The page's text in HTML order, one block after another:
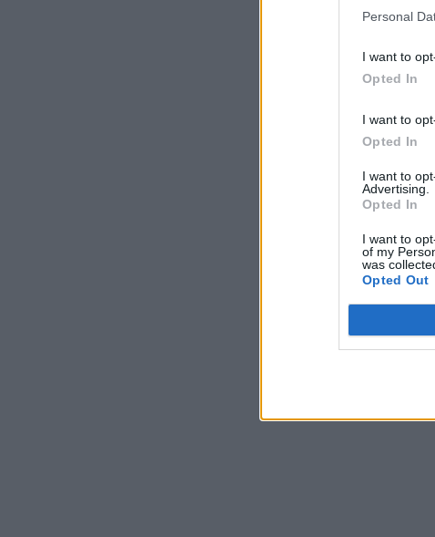
Personal
I want to
Opted In
I want to
Opted In
I want to
Advertising.
Opted In
I want to
of my
was
Opted Out